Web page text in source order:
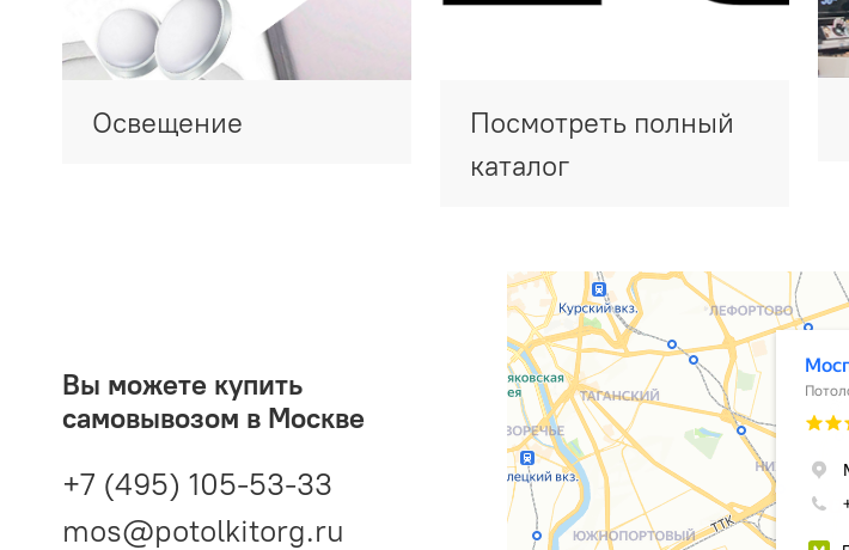
Освещение
Посмотреть полный
каталог
Вы можете купить
самовывозом в Москве
+7 (495) 105-53-33
mos@potolkitorg.ru